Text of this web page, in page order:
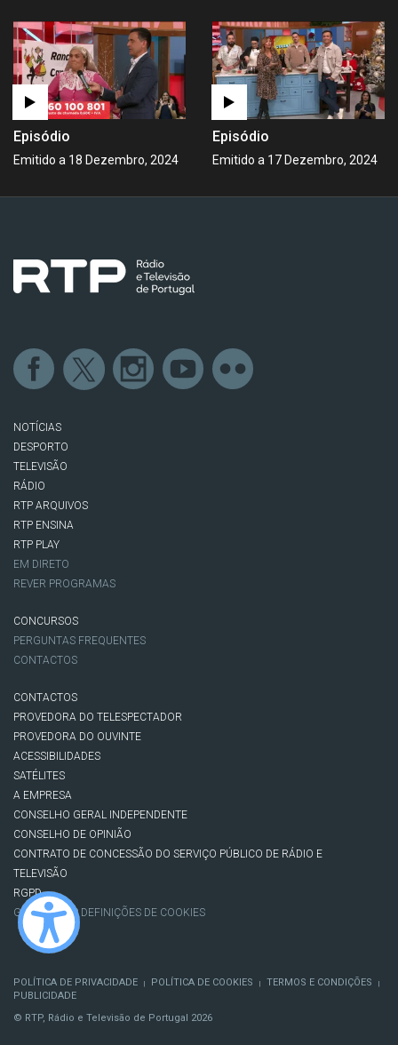
Episódio
Emitido a 18 Dezembro, 2024
Episódio
Emitido a 17 Dezembro, 2024
NOTÍCIAS
DESPORTO
TELEVISÃO
RÁDIO
RTP ARQUIVOS
RTP ENSINA
RTP PLAY
EM DIRETO
REVER PROGRAMAS
CONCURSOS
PERGUNTAS FREQUENTES
CONTACTOS
CONTACTOS
PROVEDORA DO TELESPECTADOR
PROVEDORA DO OUVINTE
ACESSIBILIDADES
SATÉLITES
A EMPRESA
CONSELHO GERAL INDEPENDENTE
CONSELHO DE OPINIÃO
CONTRATO DE CONCESSÃO DO SERVIÇO PÚBLICO DE RÁDIO E
TELEVISÃO
RGPD
GESTÃO DAS DEFINIÇÕES DE COOKIES
POLÍTICA DE PRIVACIDADE | POLÍTICA DE COOKIES | TERMOS E CONDIÇÕES |
PUBLICIDADE
© RTP, Rádio e Televisão de Portugal 2026